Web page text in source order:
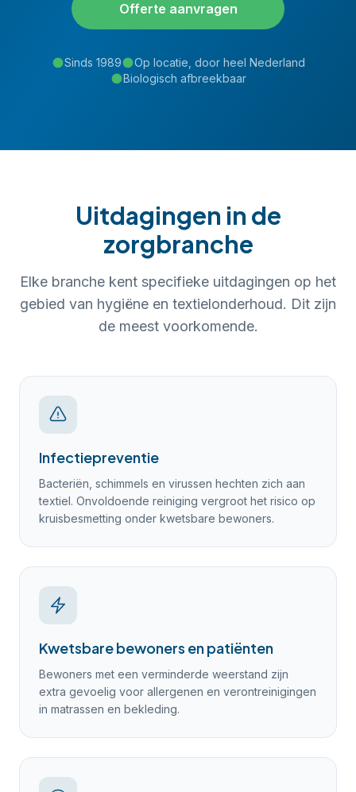
Offerte aanvragen
Sinds 1989
Op locatie, door heel Nederland
Biologisch afbreekbaar
Uitdagingen in de
zorgbranche
Elke branche kent specifieke uitdagingen op het
gebied van hygiëne en textielonderhoud. Dit zijn
de meest voorkomende.
Infectiepreventie
Bacteriën, schimmels en virussen hechten zich aan
textiel. Onvoldoende reiniging vergroot het risico op
kruisbesmetting onder kwetsbare bewoners.
Kwetsbare bewoners en patiënten
Bewoners met een verminderde weerstand zijn
extra gevoelig voor allergenen en verontreinigingen
in matrassen en bekleding.